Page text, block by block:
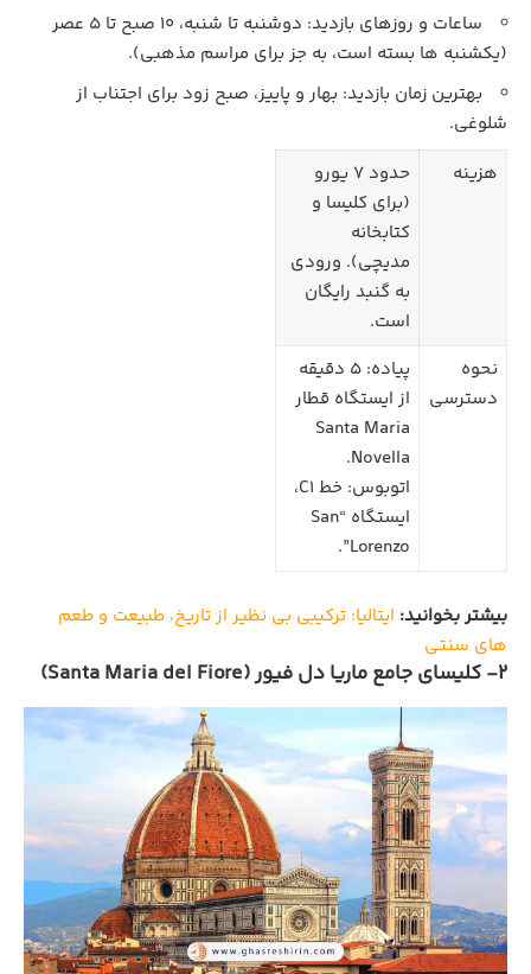
ساعات و روزهای بازدید: دوشنبه تا شنبه، 10 صبح تا 5 عصر
(یکشنبه‌ ها بسته است، به جز برای مراسم مذهبی).
بهترین زمان بازدید: بهار و پاییز، صبح زود برای اجتناب از
شلوغی.
هزینه
حدود 7 یورو
(برای کلیسا و
کتابخانه
مدیچی). ورودی
به گنبد رایگان
است.
نحوه
دسترسی
پیاده: 5 دقیقه
از ایستگاه قطار
Santa Maria
Novella.
اتوبوس: خط C1،
ایستگاه “San
Lorenzo”.
بیشتر بخوانید: ایتالیا: ترکیبی بی نظیر از تاریخ، طبیعت و طعم
های سنتی
2- کلیسای جامع ماریا دل فیور (Santa Maria del Fiore)